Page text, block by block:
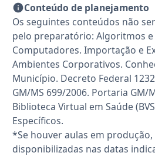
Conteúdo de planejamento
Os seguintes conteúdos não
pelo preparatório: Algoritmos
Computadores. Importação e
Ambientes Corporativos.
Município. Decreto Federal
GM/MS 699/2006. Portaria GM/
Biblioteca Virtual em Saúde
Específicos.
*Se houver aulas em produção,
disponibilizadas nas datas